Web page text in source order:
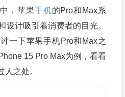
，苹果手机的Pro和Max系
设计吸引着消费者的目光。
一下苹果手机Pro和Max之
15 Pro Max为例，看看
之处。